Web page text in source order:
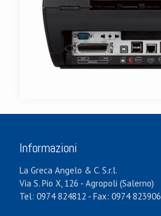
Informazioni
La Greca Angelo & C. S.r.l.
Via S. Pio X, 126 - Agropoli (Salerno)
Tel: 0974 824812 - Fax: 0974 823906